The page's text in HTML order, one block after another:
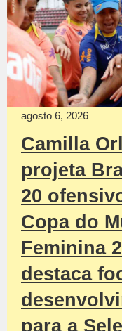
agosto 6, 2026
Camilla
projeta
20
Copa do
Feminina
destaca
para a